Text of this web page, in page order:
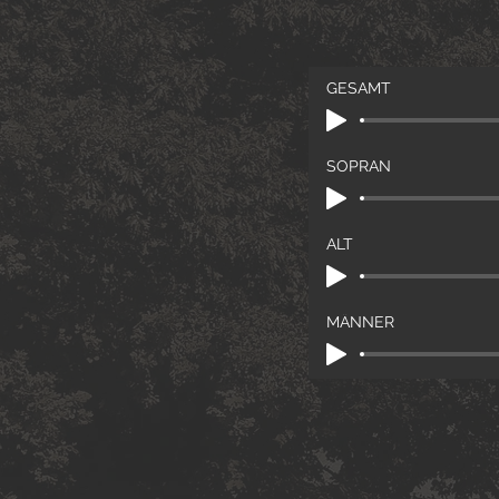
GESAMT
SOPRAN
ALT
MÄNNER